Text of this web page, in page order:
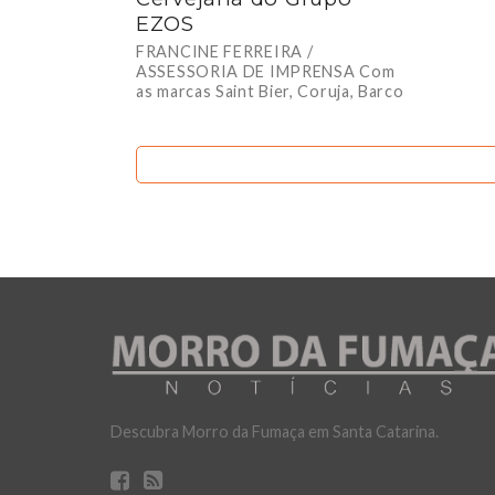
EZOS
FRANCINE FERREIRA /
ASSESSORIA DE IMPRENSA Com
as marcas Saint Bier, Coruja, Barco
Descubra Morro da Fumaça em Santa Catarina.